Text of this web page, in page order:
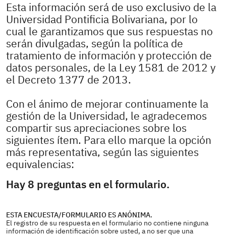
Esta información será de uso exclusivo de la
Universidad Pontificia Bolivariana, por lo
cual le garantizamos que sus respuestas no
serán divulgadas, según la política de
tratamiento de información y protección de
datos personales, de la Ley 1581 de 2012 y
el Decreto 1377 de 2013.
Con el ánimo de mejorar continuamente la
gestión de la Universidad, le agradecemos
compartir sus apreciaciones sobre los
siguientes ítem. Para ello marque la opción
más representativa, según las siguientes
equivalencias:
Hay 8 preguntas en el formulario.
ESTA ENCUESTA/FORMULARIO ES ANÓNIMA.
El registro de su respuesta en el formulario no contiene ninguna
información de identificación sobre usted, a no ser que una